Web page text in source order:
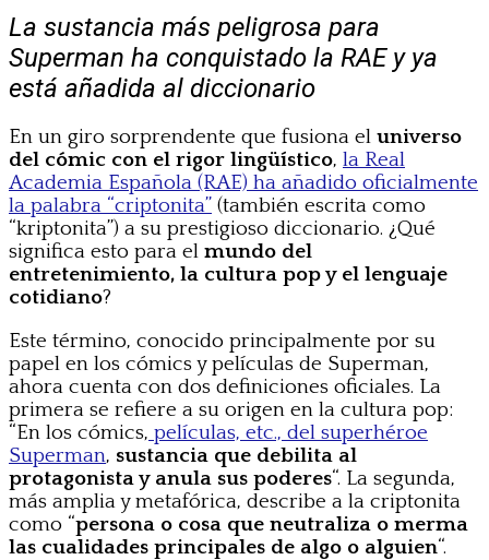
La sustancia más peligrosa para
Superman ha conquistado la RAE y ya
está añadida al diccionario
En un giro sorprendente que fusiona el universo
del cómic con el rigor lingüístico, la Real
Academia Española (RAE) ha añadido oficialmente
la palabra “criptonita” (también escrita como
“kriptonita”) a su prestigioso diccionario. ¿Qué
significa esto para el mundo del
entretenimiento, la cultura pop y el lenguaje
cotidiano?
Este término, conocido principalmente por su
papel en los cómics y películas de Superman,
ahora cuenta con dos definiciones oficiales. La
primera se refiere a su origen en la cultura pop:
“En los cómics, películas, etc., del superhéroe
Superman, sustancia que debilita al
protagonista y anula sus poderes“. La segunda,
más amplia y metafórica, describe a la criptonita
como “persona o cosa que neutraliza o merma
las cualidades principales de algo o alguien“.